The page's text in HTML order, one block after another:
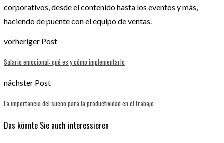
corporativos, desde el contenido hasta los eventos y más,
haciendo de puente con el equipo de ventas.
vorheriger Post
Salario emocional: qué es y cómo implementarlo
nächster Post
La importancia del sueño para la productividad en el trabajo
Das könnte Sie auch interessieren